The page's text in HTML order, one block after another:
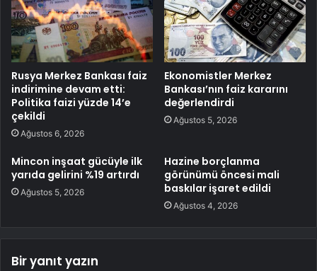
Rusya Merkez Bankası faiz
indirimine devam etti:
Politika faizi yüzde 14’e
çekildi
Ağustos 6, 2026
Ekonomistler Merkez
Bankası’nın faiz kararını
değerlendirdi
Ağustos 5, 2026
Mincon inşaat gücüyle ilk
yarıda gelirini %19 artırdı
Ağustos 5, 2026
Hazine borçlanma
görünümü öncesi mali
baskılar işaret edildi
Ağustos 4, 2026
Bir yanıt yazın